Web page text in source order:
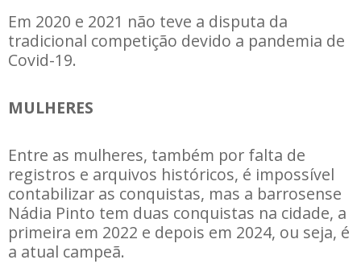
Em 2020 e 2021 não teve a disputa da
tradicional competição devido a pandemia de
Covid-19.
MULHERES
Entre as mulheres, também por falta de
registros e arquivos históricos, é impossível
contabilizar as conquistas, mas a barrosense
Nádia Pinto tem duas conquistas na cidade, a
primeira em 2022 e depois em 2024, ou seja, é
a atual campeã.